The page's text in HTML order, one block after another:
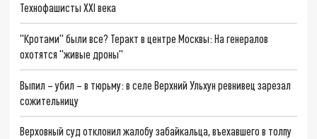
Технофашисты XXI века
"Кротами" были все? Теракт в центре Москвы: На генералов
охотятся "живые дроны"
Выпил – убил – в тюрьму: в селе Верхний Ульхун ревнивец зарезал
сожительницу
Верховный суд отклонил жалобу забайкальца, въехавшего в толпу